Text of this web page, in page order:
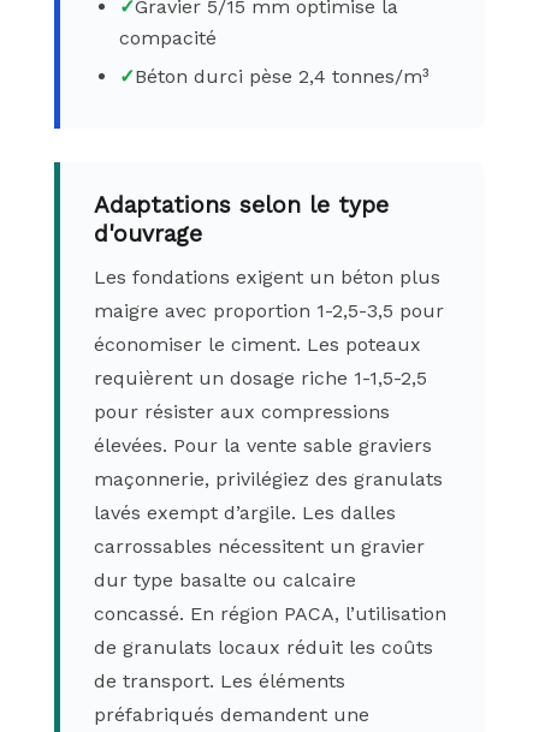
✓Gravier 5/15 mm optimise la
compacité
✓Béton durci pèse 2,4 tonnes/m³
Adaptations selon le type
d'ouvrage
Les fondations exigent un béton plus
maigre avec proportion 1-2,5-3,5 pour
économiser le ciment. Les poteaux
requièrent un dosage riche 1-1,5-2,5
pour résister aux compressions
élevées. Pour la vente sable graviers
maçonnerie, privilégiez des granulats
lavés exempt d’argile. Les dalles
carrossables nécessitent un gravier
dur type basalte ou calcaire
concassé. En région PACA, l’utilisation
de granulats locaux réduit les coûts
de transport. Les éléments
préfabriqués demandent une